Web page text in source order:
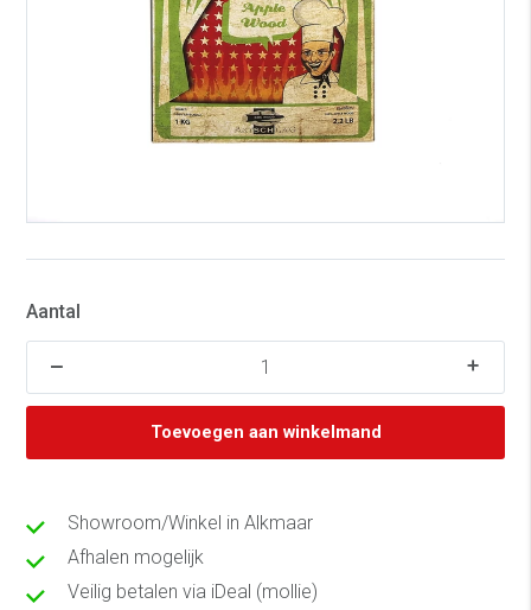
Aantal
Toevoegen aan winkelmand
Showroom/Winkel in Alkmaar
Afhalen mogelijk
Veilig betalen via iDeal (mollie)